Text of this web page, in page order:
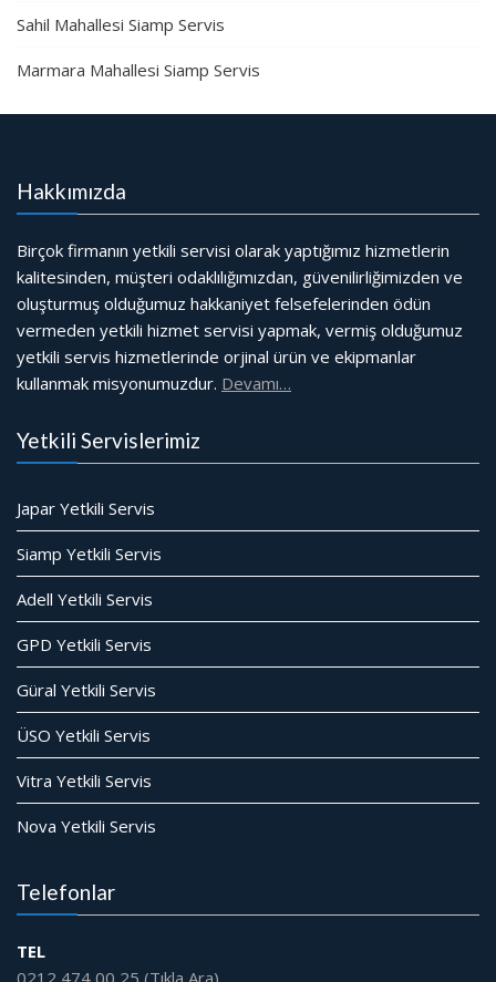
Sahil Mahallesi Siamp Servis
Marmara Mahallesi Siamp Servis
Hakkımızda
Birçok firmanın yetkili servisi olarak yaptığımız hizmetlerin
kalitesinden, müşteri odaklılığımızdan, güvenilirliğimizden ve
oluşturmuş olduğumuz hakkaniyet felsefelerinden ödün
vermeden yetkili hizmet servisi yapmak, vermiş olduğumuz
yetkili servis hizmetlerinde orjinal ürün ve ekipmanlar
kullanmak misyonumuzdur. Devamı…
Yetkili Servislerimiz
Japar Yetkili Servis
Siamp Yetkili Servis
Adell Yetkili Servis
GPD Yetkili Servis
Güral Yetkili Servis
ÜSO Yetkili Servis
Vitra Yetkili Servis
Nova Yetkili Servis
Telefonlar
TEL
0212 474 00 25 (Tıkla Ara)